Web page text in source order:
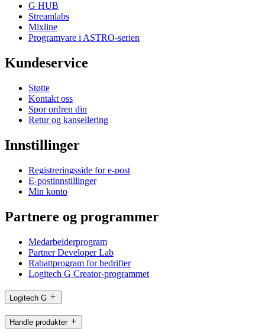
G HUB
Streamlabs
Mixline
Programvare i ASTRO-serien
Kundeservice
Støtte
Kontakt oss
Spor ordren din
Retur og kansellering
Innstillinger
Registreringsside for e-post
E-postinnstillinger
Min konto
Partnere og programmer
Medarbeiderprogram
Partner Developer Lab
Rabattprogram for bedrifter
Logitech G Creator-programmet
Logitech G
Handle produkter